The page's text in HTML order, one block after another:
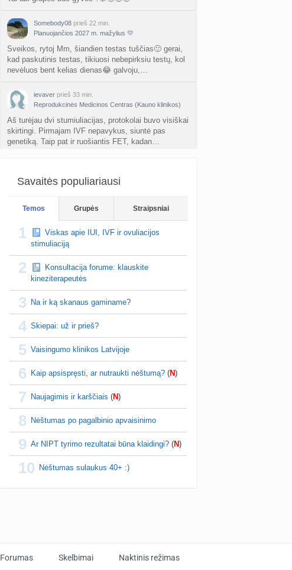
Somebody08 prieš 22 min.
Planuojančios 2027 m. mažylius 💛
Sveikos, rytoj Mm, šiandien testas tuščias🙂 gerai,
kad paskutinis testas, tikiuosi nebepirksiu testų, kol
nevėluos bent kelias dienas😂 galvoju,…
ievaver prieš 33 min.
Reprodukcinės Medicinos Centras (Kauno klinikos)
Aš turėjau dvi stumiuliacijas, protokolai buvo visiškai
skirtingi. Pirmajam IVF nepavykus, siuntė pas
genetiką. Taip pat ir ruošiantis FET, kadan…
Savaitės populiariausi
Temos Grupės Straipsniai
1
Viskas apie IUI, IVF ir ovuliacijos
stimuliaciją
2
Konsultacija forume: klauskite
kineziterapeutės
3 Na ir ką skanaus gaminame?
4 Skiepai: už ir prieš?
5 Vaisingumo klinikos Latvijoje
6 Kaip apsispręsti, ar nutraukti nėštumą? (N)
7 Naujagimis ir karščiais (N)
8 Nėštumas po pagalbinio apvaisinimo
9 Ar NIPT tyrimo rezultatai būna klaidingi? (N)
10 Nėštumas sulaukus 40+ :)
Forumas Skelbimai Naktinis režimas